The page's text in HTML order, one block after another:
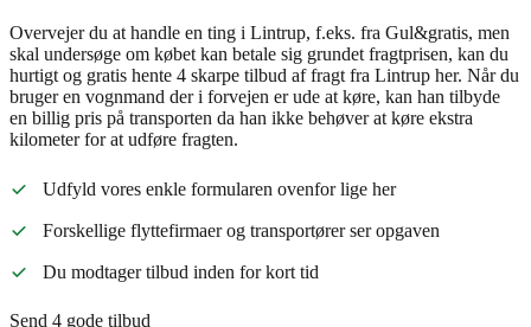
Overvejer du at handle en ting i Lintrup, f.eks. fra Gul&gratis, men
skal undersøge om købet kan betale sig grundet fragtprisen, kan du
hurtigt og gratis hente 4 skarpe tilbud af fragt fra Lintrup her. Når du
bruger en vognmand der i forvejen er ude at køre, kan han tilbyde
en billig pris på transporten da han ikke behøver at køre ekstra
kilometer for at udføre fragten.
Udfyld vores enkle formularen ovenfor lige her
Forskellige flyttefirmaer og transportører ser opgaven
Du modtager tilbud inden for kort tid
Send 4 gode tilbud